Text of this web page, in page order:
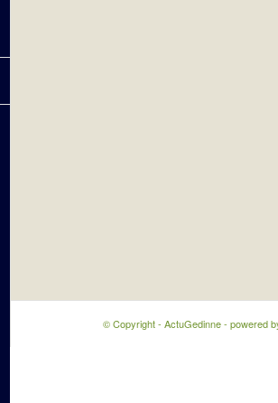
© Copyright - ActuGedinne -powered